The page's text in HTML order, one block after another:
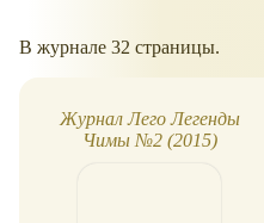
В журнале 32 страницы.
Журнал Лего Легенды
Чимы №2 (2015)